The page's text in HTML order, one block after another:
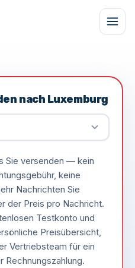
nach Luxemburg
Sie versenden — kein
keine
Nachrichten Sie
der Preis pro Nachricht.
Testkonto und
Preisübersicht,
Vertriebsteam für ein
Rechnungszahlung.